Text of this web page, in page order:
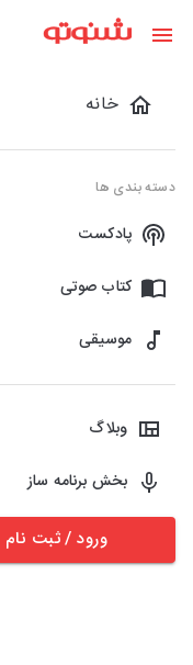
خانه
دسته بندی ها
پادکست
کتاب صوتی
موسیقی
وبلاگ
بخش برنامه ساز
ورود / ثبت نام